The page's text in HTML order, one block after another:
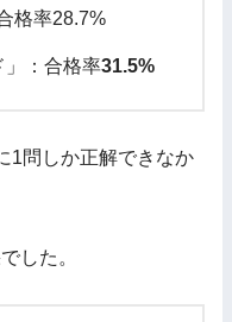
格率28.7%
」：合格率31.5%
1問しか正解できなか
した。